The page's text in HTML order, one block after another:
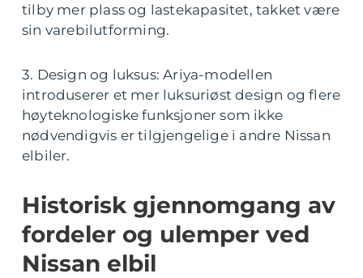
tilby mer plass og lastekapasitet, takket være
sin varebilutforming.
3. Design og luksus: Ariya-modellen
introduserer et mer luksuriøst design og flere
høyteknologiske funksjoner som ikke
nødvendigvis er tilgjengelige i andre Nissan
elbiler.
Historisk gjennomgang av
fordeler og ulemper ved
Nissan elbil